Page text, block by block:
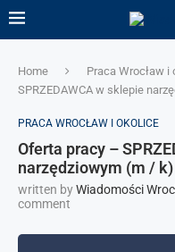
Home Praca Wrocław i
SPRZEDAWCA w sklepie
PRACA WROCŁAW I OKOLICE
Oferta pracy –
narzędziowym (m / k)
written byWiadomości
comment